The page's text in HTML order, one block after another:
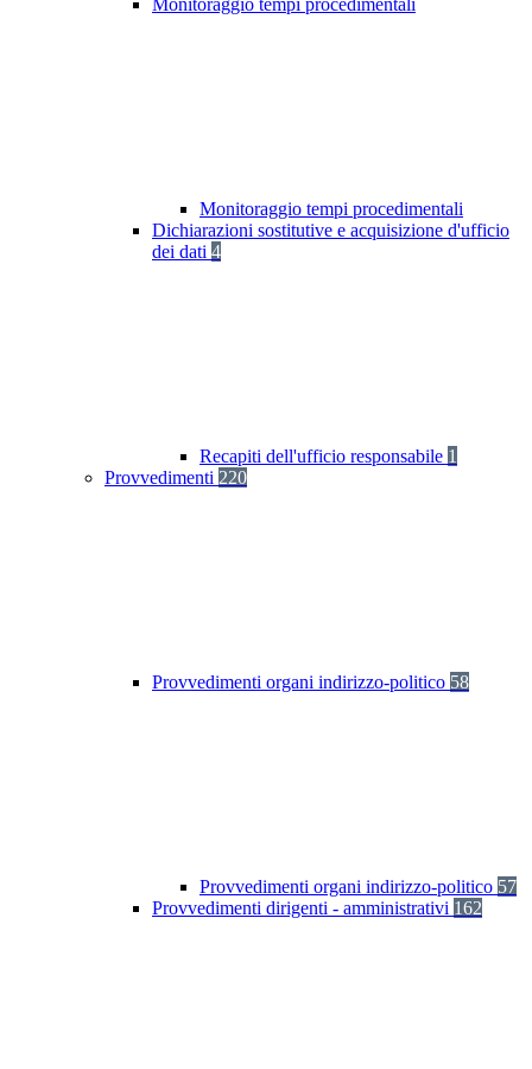
Monitoraggio tempi procedimentali
Monitoraggio tempi procedimentali
Dichiarazioni sostitutive e acquisizione d'ufficio
dei dati 4
Recapiti dell'ufficio responsabile 1
Provvedimenti 220
Provvedimenti organi indirizzo-politico 58
Provvedimenti organi indirizzo-politico 57
Provvedimenti dirigenti - amministrativi 162